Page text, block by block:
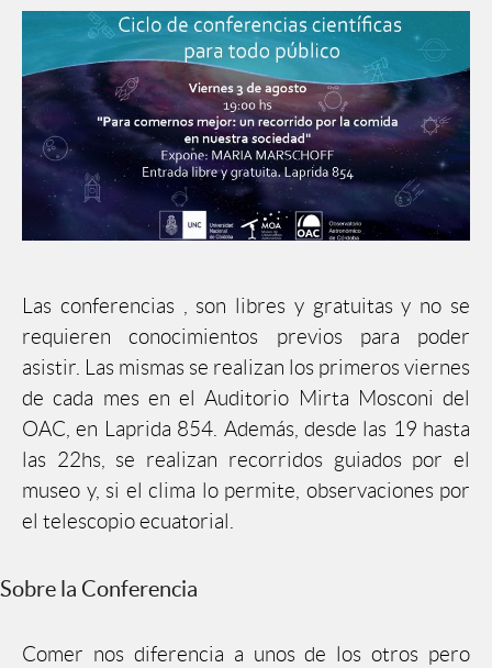
Las conferencias , son libres y gratuitas y no se
requieren conocimientos previos para poder
asistir. Las mismas se realizan los primeros viernes
de cada mes en el Auditorio Mirta Mosconi del
OAC, en Laprida 854. Además, desde las 19 hasta
las 22hs, se realizan recorridos guiados por el
museo y, si el clima lo permite, observaciones por
el telescopio ecuatorial.
Sobre la Conferencia
Comer nos diferencia a unos de los otros pero